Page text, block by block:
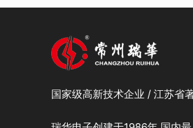
国家级高新技术企业 / 江苏省